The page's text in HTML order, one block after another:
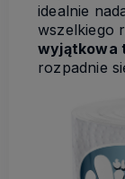
idealnie
wszelkiego
wyjątkowa
rozpadnie